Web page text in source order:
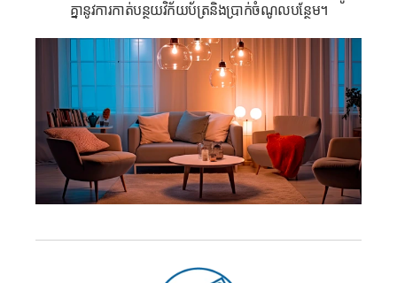
គ្នានូវការកាត់បន្ថយវិក័យប័ត្រនិងប្រាក់ចំណូលបន្ថែម។